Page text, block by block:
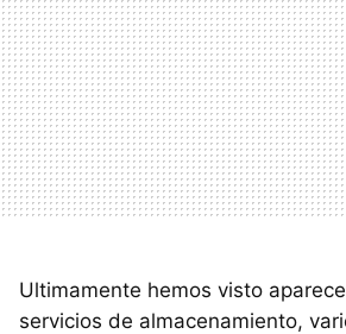
Ultimamente hemos visto
servicios de almacenamiento,